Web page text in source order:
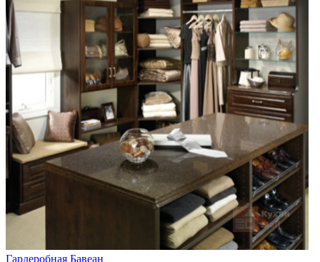
Гардеробная Бавеан